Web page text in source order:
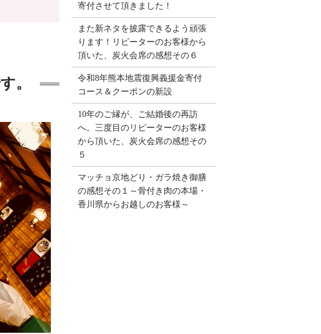
。
寄付させて頂きました！
また新ネタを披露できるよう頑張
ります！リピーターのお客様から
頂いた、炭火会席の感想その６
令和8年熊本地震復興義援金寄付
コース＆クーポンの新設
10年のご縁が、ご結婚後の再訪
へ。三度目のリピーターのお客様
から頂いた、炭火会席の感想その
５
マッチョ京地どり・ガラ焼き御膳
の感想その１～骨付き肉の本場・
香川県からお越しのお客様～